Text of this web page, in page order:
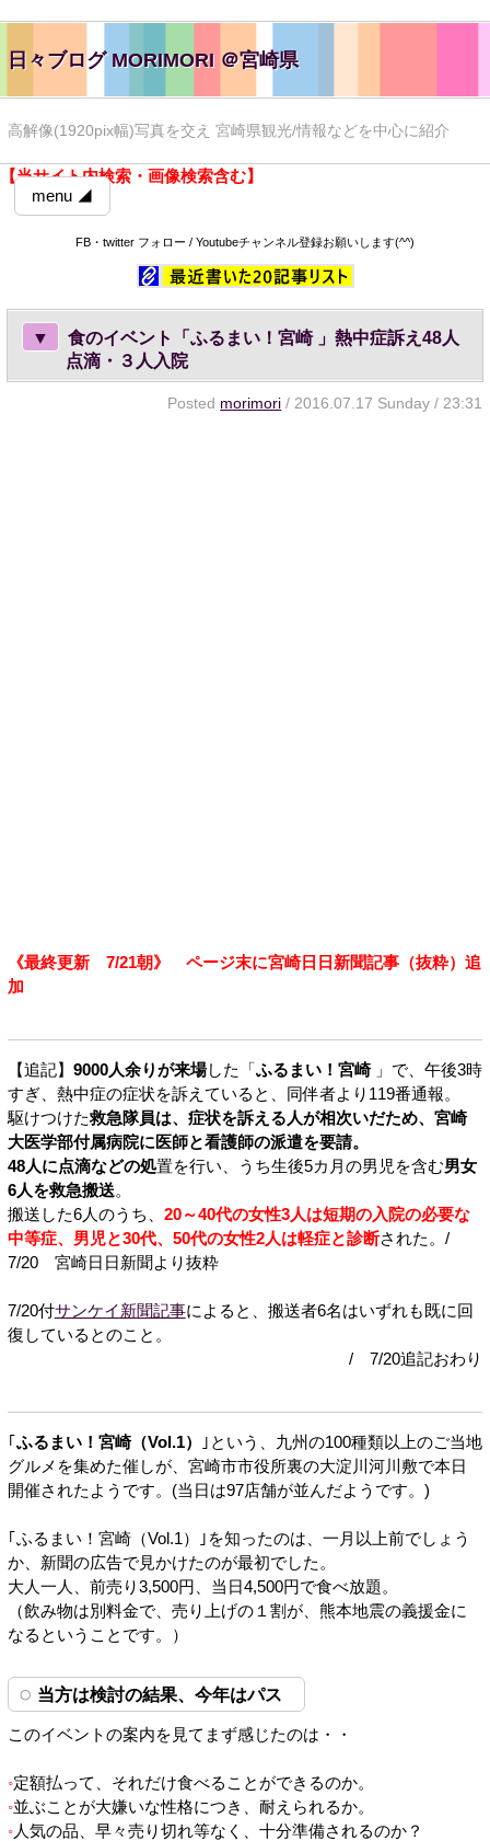
日々ブログ MORIMORI ＠宮崎県
高解像(1920pix幅)写真を交え 宮崎県観光/情報などを中心に紹介
【当サイト内検索・画像検索含む】
menu ◢
FB・twitter フォロー / Youtubeチャンネル登録お願いします(^^)
▼
食のイベント「ふるまい！宮崎 」熱中症訴え48人
点滴・３人入院
Posted morimori / 2016.07.17 Sunday / 23:31
《最終更新 7/21朝》 ページ末に宮崎日日新聞記事（抜粋）追
加
【追記】 9000人余りが来場した「 ふるまい！宮崎 」で、午後3時
すぎ、熱中症の症状を訴えていると、同伴者より119番通報。
駆けつけた救急隊員は、症状を訴える人が相次いだため、宮崎
大医学部付属病院に医師と看護師の派遣を要請。
48人に点滴などの処置を行い、うち生後5カ月の男児を含む男女
6人を救急搬送。
搬送した6人のうち、 20～40代の女性3人は短期の入院の必要な
中等症、男児と30代、50代の女性2人は軽症と診断された。/
7/20 宮崎日日新聞より抜粋
7/20付サンケイ新聞記事によると、搬送者6名はいずれも既に回
復しているとのこと。
/ 7/20追記おわり
｢ふるまい！宮崎（Vol.1）
｣という、九州の100種類以上のご当地
グルメを集めた催しが、宮崎市市役所裏の大淀川河川敷で本日
開催されたようです。(当日は97店舗が並んだようです。)
｢ふるまい！宮崎（Vol.1）｣を知ったのは、一月以上前でしょう
か、新聞の広告で見かけたのが最初でした。
大人一人、前売り3,500円、当日4,500円で食べ放題。
（飲み物は別料金で、売り上げの１割が、熊本地震の義援金に
なるということです。）
当方は検討の結果、今年はパス
このイベントの案内を見てまず感じたのは・・
定額払って、それだけ食べることができるのか。
並ぶことが大嫌いな性格につき、耐えられるか。
人気の品、早々売り切れ等なく、十分準備されるのか？